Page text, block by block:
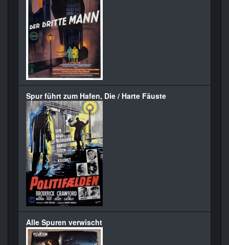
Spur führt zum Hafen, Die / Harte Fäuste
Alle Spuren verwischt